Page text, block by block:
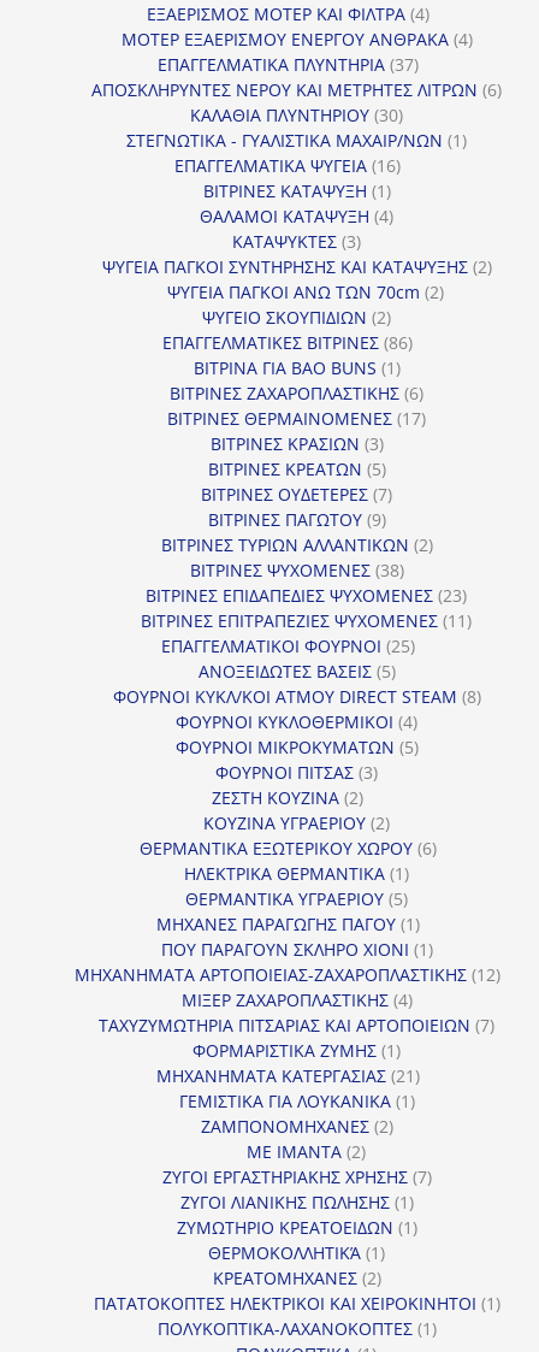
προϊόν
ΕΞΑΕΡΙΣΜΟΣ ΜΟΤΕΡ ΚΑΙ ΦΙΛΤΡΑ 44
προϊόντα
ΜΟΤΕΡ ΕΞΑΕΡΙΣΜΟΥ ΕΝΕΡΓΟΥ ΑΝΘΡΑΚΑ 44
ΕΠΑΓΓΕΛΜΑΤΙΚΑ ΠΛΥΝΤΗΡΙΑ 3737
προϊόντα
ΑΠΟΣΚΛΗΡΥΝΤΕΣ ΝΕΡΟΥ ΚΑΙ ΜΕΤΡΗΤΕΣ ΛΙΤΡΩΝ 66
ΚΑΛΑΘΙΑ ΠΛΥΝΤΗΡΙΟΥ 3030
προϊόντα
ΣΤΕΓΝΩΤΙΚΑ - ΓΥΑΛΙΣΤΙΚΑ ΜΑΧΑΙΡ/ΝΩΝ 11
ΕΠΑΓΓΕΛΜΑΤΙΚΑ ΨΥΓΕΙΑ 1616
ΒΙΤΡΙΝΕΣ ΚΑΤΑΨΥΞΗ 11
προϊόν
ΘΑΛΑΜΟΙ ΚΑΤΑΨΥΞΗ 44
ΚΑΤΑΨΥΚΤΕΣ 33
προϊόντα
ΨΥΓΕΙΑ ΠΑΓΚΟΙ ΣΥΝΤΗΡΗΣΗΣ ΚΑΙ ΚΑΤΑΨΥΞΗΣ 22
ΨΥΓΕΙΑ ΠΑΓΚΟΙ ΑΝΩ ΤΩΝ 70cm 22
ΨΥΓΕΙΟ ΣΚΟΥΠΙΔΙΩΝ 22
προϊόντα
ΕΠΑΓΓΕΛΜΑΤΙΚΕΣ ΒΙΤΡΙΝΕΣ 8686
ΒΙΤΡΙΝΑ ΓΙΑ BAO BUNS 11
προϊόν
ΒΙΤΡΙΝΕΣ ΖΑΧΑΡΟΠΛΑΣΤΙΚΗΣ 66
προϊόντα
ΒΙΤΡΙΝΕΣ ΘΕΡΜΑΙΝΟΜΕΝΕΣ 1717
ΒΙΤΡΙΝΕΣ ΚΡΑΣΙΩΝ 33
προϊόντα
ΒΙΤΡΙΝΕΣ ΚΡΕΑΤΩΝ 55
προϊόντα
ΒΙΤΡΙΝΕΣ ΟΥΔΕΤΕΡΕΣ 77
ΒΙΤΡΙΝΕΣ ΠΑΓΩΤΟΥ 99
προϊόντα
ΒΙΤΡΙΝΕΣ ΤΥΡΙΩΝ ΑΛΛΑΝΤΙΚΩΝ 22
ΒΙΤΡΙΝΕΣ ΨΥΧΟΜΕΝΕΣ 3838
προϊόντα
ΒΙΤΡΙΝΕΣ ΕΠΙΔΑΠΕΔΙΕΣ ΨΥΧΟΜΕΝΕΣ 2323
προϊόντα
ΒΙΤΡΙΝΕΣ ΕΠΙΤΡΑΠΕΖΙΕΣ ΨΥΧΟΜΕΝΕΣ 1111
ΕΠΑΓΓΕΛΜΑΤΙΚΟΙ ΦΟΥΡΝΟΙ 2525
ΑΝΟΞΕΙΔΩΤΕΣ ΒΑΣΕΙΣ 55
προϊόντα
ΦΟΥΡΝΟΙ ΚΥΚΛ/ΚΟΙ ΑΤΜΟΥ DIRECT STEAM 88
ΦΟΥΡΝΟΙ ΚΥΚΛΟΘΕΡΜΙΚΟΙ 44
προϊόντα
ΦΟΥΡΝΟΙ ΜΙΚΡΟΚΥΜΑΤΩΝ 55
ΦΟΥΡΝΟΙ ΠΙΤΣΑΣ 33
ΖΕΣΤΗ ΚΟΥΖΙΝΑ 22
προϊόντα
ΚΟΥΖΙΝΑ ΥΓΡΑΕΡΙΟΥ 22
προϊόντα
ΘΕΡΜΑΝΤΙΚΑ ΕΞΩΤΕΡΙΚΟΥ ΧΩΡΟΥ 66
ΗΛΕΚΤΡΙΚΑ ΘΕΡΜΑΝΤΙΚΑ 11
προϊόν
ΘΕΡΜΑΝΤΙΚΑ ΥΓΡΑΕΡΙΟΥ 55
προϊόντα
ΜΗΧΑΝΕΣ ΠΑΡΑΓΩΓΗΣ ΠΑΓΟΥ 11
προϊόν
ΠΟΥ ΠΑΡΑΓΟΥΝ ΣΚΛΗΡΟ ΧΙΟΝΙ 11
προϊόν
ΜΗΧΑΝΗΜΑΤΑ ΑΡΤΟΠΟΙΕΙΑΣ-ΖΑΧΑΡΟΠΛΑΣΤΙΚΗΣ 1212
ΜΙΞΕΡ ΖΑΧΑΡΟΠΛΑΣΤΙΚΗΣ 44
προϊόντα
ΤΑΧΥΖΥΜΩΤΗΡΙΑ ΠΙΤΣΑΡΙΑΣ ΚΑΙ ΑΡΤΟΠΟΙΕΙΩΝ 77
ΦΟΡΜΑΡΙΣΤΙΚΑ ΖΥΜΗΣ 11
προϊόν
ΜΗΧΑΝΗΜΑΤΑ ΚΑΤΕΡΓΑΣΙΑΣ 2121
προϊόντα
ΓΕΜΙΣΤΙΚΑ ΓΙΑ ΛΟΥΚΑΝΙΚΑ 11
ΖΑΜΠΟΝΟΜΗΧΑΝΕΣ 22
ΜΕ ΙΜΑΝΤΑ 22
προϊόντα
ΖΥΓΟΙ ΕΡΓΑΣΤΗΡΙΑΚΗΣ ΧΡΗΣΗΣ 77
ΖΥΓΟΙ ΛΙΑΝΙΚΗΣ ΠΩΛΗΣΗΣ 11
προϊόν
ΖΥΜΩΤΗΡΙΟ ΚΡΕΑΤΟΕΙΔΩΝ 11
ΘΕΡΜΟΚΟΛΛΗΤΙΚΆ 11
προϊόν
ΚΡΕΑΤΟΜΗΧΑΝΕΣ 22
προϊόντα
ΠΑΤΑΤΟΚΟΠΤΕΣ ΗΛΕΚΤΡΙΚΟΙ ΚΑΙ ΧΕΙΡΟΚΙΝΗΤΟΙ 11
ΠΟΛΥΚΟΠΤΙΚΑ-ΛΑΧΑΝΟΚΟΠΤΕΣ 11